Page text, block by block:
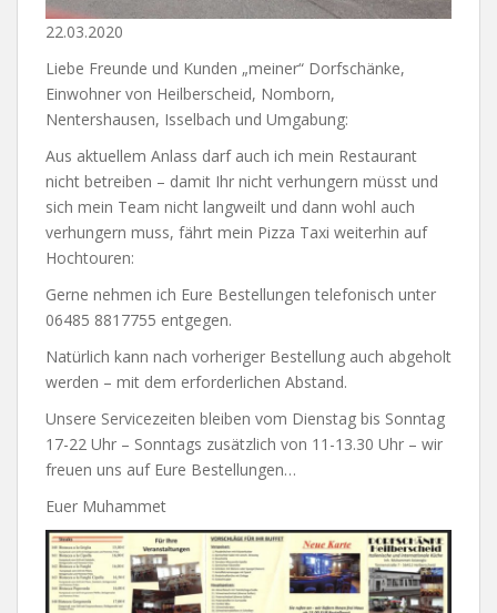
22.03.2020
Liebe Freunde und Kunden „meiner“ Dorfschänke,
Einwohner von Heilberscheid, Nomborn,
Nentershausen, Isselbach und Umgabung:
Aus aktuellem Anlass darf auch ich mein Restaurant
nicht betreiben – damit Ihr nicht verhungern müsst und
sich mein Team nicht langweilt und dann wohl auch
verhungern muss, fährt mein Pizza Taxi weiterhin auf
Hochtouren:
Gerne nehmen ich Eure Bestellungen telefonisch unter
06485 8817755 entgegen.
Natürlich kann nach vorheriger Bestellung auch abgeholt
werden – mit dem erforderlichen Abstand.
Unsere Servicezeiten bleiben vom Dienstag bis Sonntag
17-22 Uhr – Sonntags zusätzlich von 11-13.30 Uhr – wir
freuen uns auf Eure Bestellungen…
Euer Muhammet